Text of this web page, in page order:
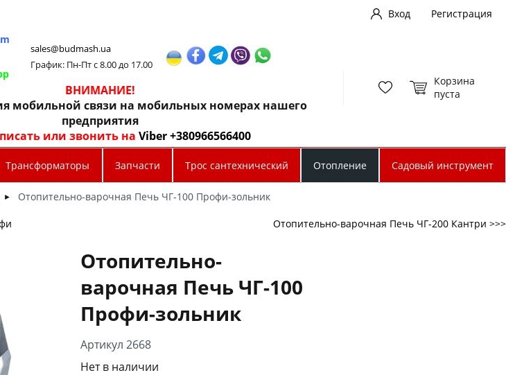
Вход
Регистрация
sales@budmash.ua
График: Пн-Пт с 8.00 до 17.00
ВНИМАНИЕ!
мобильной связи на мобильных номерах нашего
предприятия
или звонить наViber +380966566400
Корзина
пуста
Трансформаторы Запчасти Трос сантехнический Отопление Садовый инструмент
► Отопительно-варочная Печь ЧГ-100 Профи-зольник
Отопительно-варочная Печь ЧГ-200 Кантри >>>
Отопительно-
варочная Печь ЧГ-100
Профи-зольник
Артикул 2668
Нет в наличии